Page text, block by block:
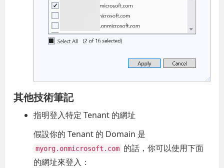
其他技術筆記
指明登入特定 Tenant 的網址
假設你的 Tenant 的 Domain 是
myorg.onmicrosoft.com 的話，你可以使用下面
的網址來登入：